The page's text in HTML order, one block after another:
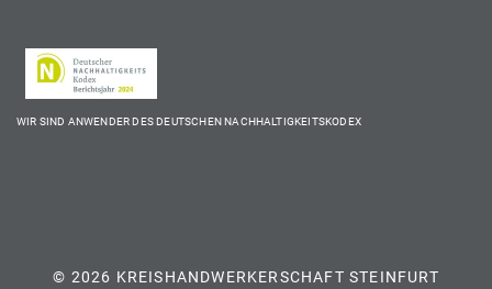
WIR SIND ANWENDER DES DEUTSCHEN NACHHALTIGKEITSKODEX
© 2026 KREISHANDWERKERSCHAFT STEINFURT